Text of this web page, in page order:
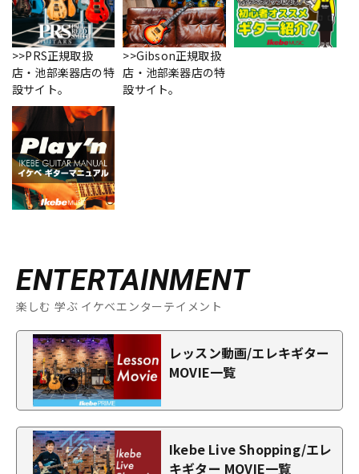
>>PRS正規取扱
店・池部楽器店の特
設サイト。
>>Gibson正規取扱
店・池部楽器店の特
設サイト。
ENTERTAINMENT
楽しむ 学ぶ イケベエンターテイメント
レッスン動画/エレキギター
MOVIE一覧
Ikebe Live Shopping/エレ
キギター MOVIE一覧